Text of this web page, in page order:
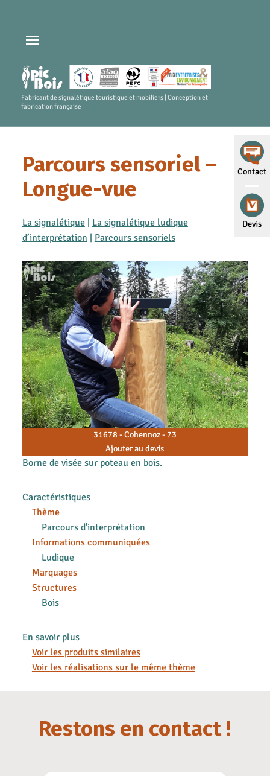
Contact
Devis
Fabricant de signalétique touristique et mobiliers | Conception et
fabrication française
Parcours sensoriel –
Longue-vue
La signalétique| La signalétique ludique
d’interprétation | Parcours sensoriels
31678 - Cohennoz - 73
Ajouter au devis
Borne de visée sur poteau en bois.
Caractéristiques
Thème
Parcours d'interprétation
Informations communiquées
Ludique
Marquages
Structures
Bois
En savoir plus
Voir les produits similaires
Voir les réalisations sur le même thème
Restons en contact !